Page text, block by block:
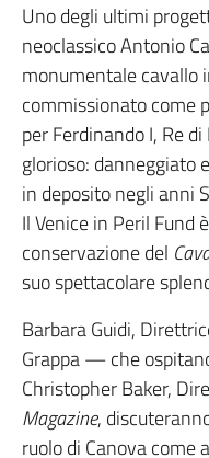
Uno degli ultimi
neoclassico Antonio
monumentale cavallo
commissionato come
per Ferdinando I, Re
glorioso: danneggiato
in deposito negli anni
Il Venice in Peril Fund
conservazione del
suo spettacolare
Barbara Guidi,
Grappa — che
Christopher Baker,
Magazine,
ruolo di Canova come